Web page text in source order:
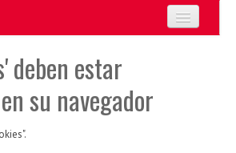
deben estar
su navegador